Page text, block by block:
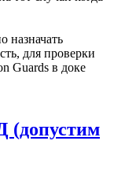
назначать
для проверки
Guards в доке
(допустим